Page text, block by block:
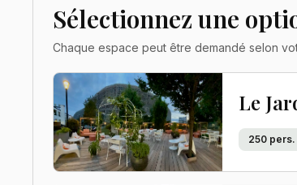
Sélectionnez une
Chaque espace peut être demandé selon
Le
250 pers.